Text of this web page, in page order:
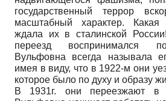
государственный террор
масштабный характер. Какая
ждала их в сталинской
переезд воспринимался
Вульфовна всегда называла
имея в виду, что в 1922-м они
которое было по духу и образу
В 1931г. они переезжают